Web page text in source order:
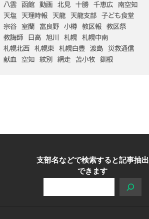
八雲
函館 動画 北見 十勝 千恵広
南空知
天塩
天理時報 天龍 天龍支部
子ども食堂
宗谷
室蘭 富良野 小樽 教区報
教区祭
教誨師
日高 旭川 札幌
札幌中南
札幌北西
札幌東 札幌白豊 渡島
災救通信
献血
空知 紋別 網走 苫小牧 釧根
支部名などで検索すると記事抽出
できます